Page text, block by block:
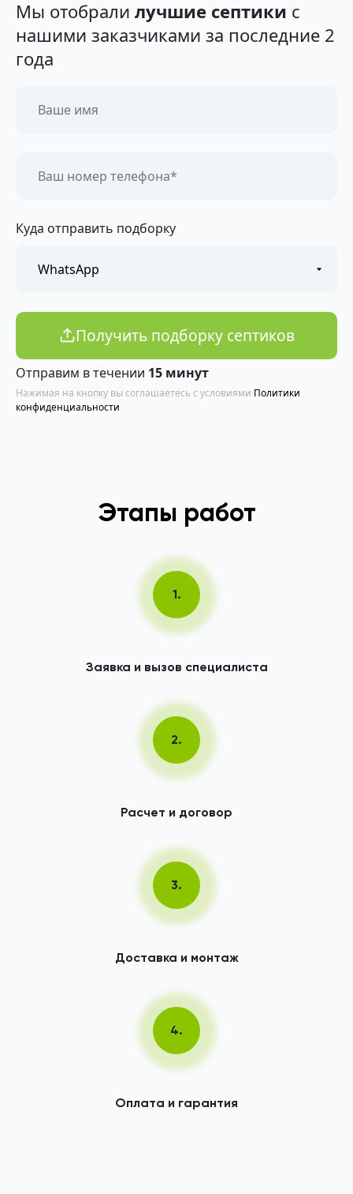
Мы отобрали лучшие септики с
нашими заказчиками за последние 2
года
Куда отправить подборку
Получить подборку септиков
Отправим в течении 15 минут
Нажимая на кнопку вы соглашаетесь с условиями Политики
конфиденциальности
Этапы работ
1.
Заявка и вызов специалиста
2.
Расчет и договор
3.
Доставка и монтаж
4.
Оплата и гарантия